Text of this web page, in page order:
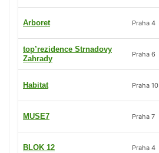
Arboret Praha 4
top’rezidence Strnadovy
Zahrady
Praha 6
Habitat Praha 10
MUSE7 Praha 7
BLOK 12 Praha 4